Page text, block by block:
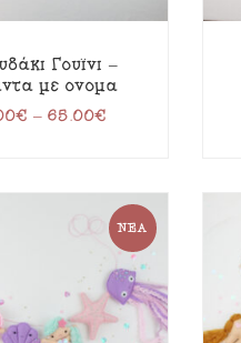
Γουϊνι –
με όνομα
€ – 65.00€
ΝΈΑ